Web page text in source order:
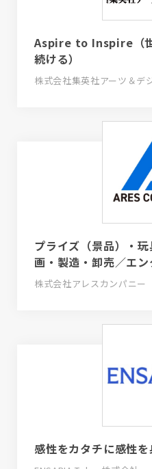
Aspire to Inspire（
続ける）
株式会社集英社アーツ＆デ
プライズ（景品）・
画・製造・卸売／エ
株式会社アレスカンパニー
感性をカタチに感性